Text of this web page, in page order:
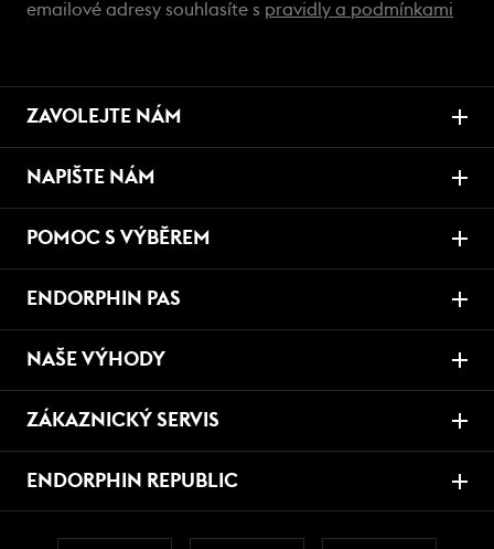
emailové adresy souhlasíte s pravidly a podmínkami
ZAVOLEJTE NÁM
NAPIŠTE NÁM
POMOC S VÝBĚREM
ENDORPHIN PAS
NAŠE VÝHODY
ZÁKAZNICKÝ SERVIS
ENDORPHIN REPUBLIC